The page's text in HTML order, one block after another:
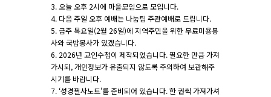
3. 오늘 오후 2시에 마을모임으로 모입니다.
4. 다음 주일 오후 예배는 나눔팀 주관예배로 드립니다.
5. 금주 목요일(2월 26일)에 지역주민을 위한 무료미용봉
사와 국밥봉사가 있겠습니다.
6. 2026년 교인수첩이 제작되었습니다. 필요한 만큼 가져
가시되, 개인정보가 유출되지 않도록 주의하여 보관해주
시기를 바랍니다.
7. ‘성경필사노트’를 준비되어 있습니다. 한 권씩 가져가셔